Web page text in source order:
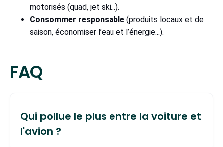
motorisés (quad, jet ski...).
Consommer responsable (produits locaux et de
saison, économiser l’eau et l’énergie...).
FAQ
Qui pollue le plus entre la voiture et
l'avion ?